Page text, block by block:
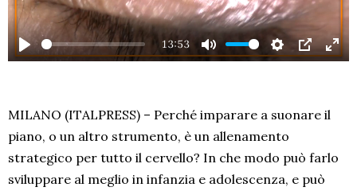
PLAY
13:53
MUTE SETTINGS
PIP
MILANO (ITALPRESS) – Perché imparare a suonare il
piano, o un altro strumento, è un allenamento
strategico per tutto il cervello? In che modo può farlo
sviluppare al meglio in infanzia e adolescenza, e può